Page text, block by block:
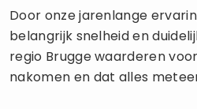
Door onze jarenlange
belangrijk snelheid en
regio Brugge waarderen
nakomen en dat alles